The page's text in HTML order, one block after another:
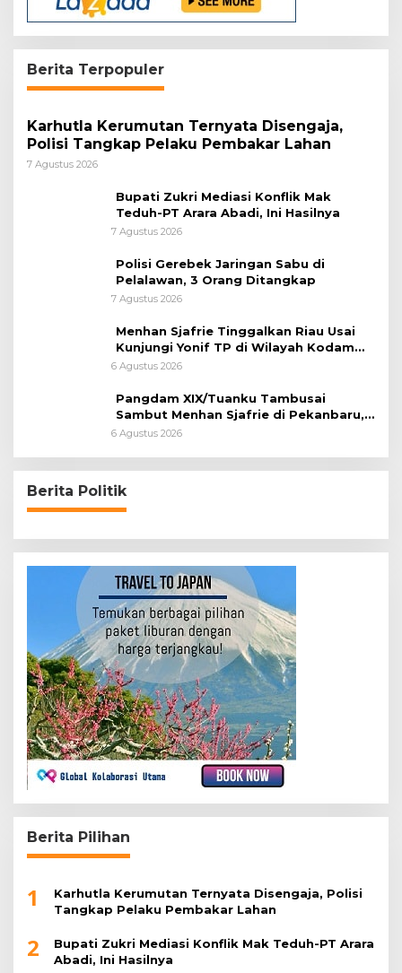
Berita Terpopuler
Karhutla Kerumutan Ternyata Disengaja,
Polisi Tangkap Pelaku Pembakar Lahan
7 Agustus 2026
Bupati Zukri Mediasi Konflik Mak
Teduh-PT Arara Abadi, Ini Hasilnya
7 Agustus 2026
Polisi Gerebek Jaringan Sabu di
Pelalawan, 3 Orang Ditangkap
7 Agustus 2026
Menhan Sjafrie Tinggalkan Riau Usai
Kunjungi Yonif TP di Wilayah Kodam
XIX/Tuanku Tambusai
6 Agustus 2026
Pangdam XIX/Tuanku Tambusai
Sambut Menhan Sjafrie di Pekanbaru,
Ada Agenda Penting
6 Agustus 2026
Berita Politik
Berita Pilihan
1
Karhutla Kerumutan Ternyata Disengaja, Polisi
Tangkap Pelaku Pembakar Lahan
2
Bupati Zukri Mediasi Konflik Mak Teduh-PT Arara
Abadi, Ini Hasilnya